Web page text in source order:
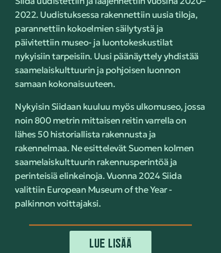
2022. Uudistuksessa rakennettiin uusia tiloja,
parannettiin kokoelmien säilytystä ja
päivitettiin museo- ja luontokeskustilat
nykyisiin tarpeisiin. Uusi päänäyttely yhdistää
saamelaiskulttuurin ja pohjoisen luonnon
samaan kokonaisuuteen.
Nykyisin Siidaan kuuluu myös ulkomuseo, jossa
noin 800 metrin mittaisen reitin varrella on
lähes 50 historiallista rakennusta ja
rakennelmaa. Ne esittelevät Suomen kolmen
saamelaiskulttuurin rakennusperintöä ja
perinteisiä elinkeinoja. Vuonna 2024 Siida
valittiin European Museum of the Year -
palkinnon voittajaksi.
LUE LISÄÄ